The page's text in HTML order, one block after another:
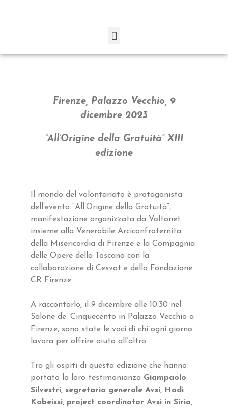
Firenze, Palazzo Vecchio, 9
dicembre 2023
“All’Origine della Gratuità” XIII
edizione
Il mondo del volontariato è protagonista
dell’evento “All’Origine della Gratuità”,
manifestazione organizzata da Voltonet
insieme alla Venerabile Arciconfraternita
della Misericordia di Firenze e la Compagnia
delle Opere della Toscana con la
collaborazione di Cesvot e della Fondazione
CR Firenze.
A raccontarlo, il 9 dicembre alle 10.30 nel
Salone de’ Cinquecento in Palazzo Vecchio a
Firenze, sono state le voci di chi ogni giorno
lavora per offrire aiuto all’altro.
Tra gli ospiti di questa edizione che hanno
portato la loro testimonianza Giampaolo
Silvestri, segretario generale Avsi, Hadi
Kobeissi, project coordinator Avsi in Siria,